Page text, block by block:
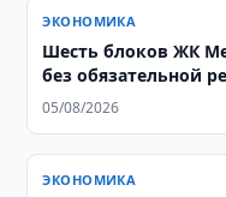
ЭКОНОМИКА
Шесть блоков ЖК
без обязательной
05/08/2026
ЭКОНОМИКА